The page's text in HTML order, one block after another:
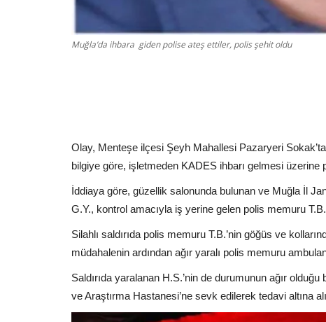
Muğla’da ihbara giden polise ateş ettiler, polis şehit oldu
Olay, Menteşe ilçesi Şeyh Mahallesi Pazaryeri
bilgiye göre, işletmeden KADES ihbarı gelmesi üzerine
İddiaya göre, güzellik salonunda bulunan ve Muğla İl
G.Y., kontrol amacıyla iş yerine gelen polis memuru
Silahlı saldırıda polis memuru T.B.’nin göğüs ve
müdahalenin ardından ağır yaralı polis memuru
Saldırıda yaralanan H.S.’nin de durumunun ağır
ve Araştırma Hastanesi’ne sevk edilerek tedavi altına